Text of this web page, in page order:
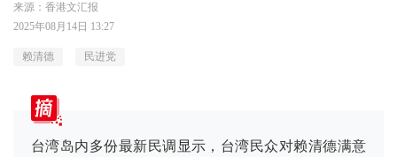
来源：香港文汇报
2025年08月14日 13:27
赖清德 民进党
台湾岛内多份最新民调显示，台湾民众对赖清德满意